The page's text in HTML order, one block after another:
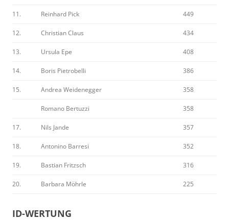
11. Reinhard Pick 449
12. Christian Claus 434
13. Ursula Epe 408
14. Boris Pietrobelli 386
15. Andrea Weidenegger 358
Romano Bertuzzi 358
17. Nils Jande 357
18. Antonino Barresi 352
19. Bastian Fritzsch 316
20. Barbara Möhrle 225
ID-WERTUNG